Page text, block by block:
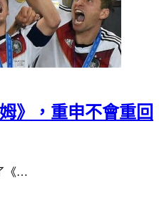
》，重申不會重回
《…